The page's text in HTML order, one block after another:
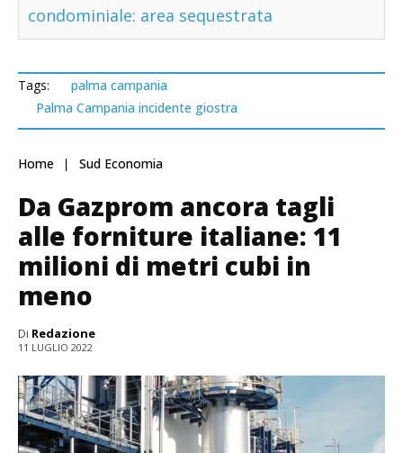
condominiale: area sequestrata
Tags:
palma campania
Palma Campania incidente giostra
Home Sud Economia
Da Gazprom ancora tagli
alle forniture italiane: 11
milioni di metri cubi in
meno
Di Redazione
11 LUGLIO 2022